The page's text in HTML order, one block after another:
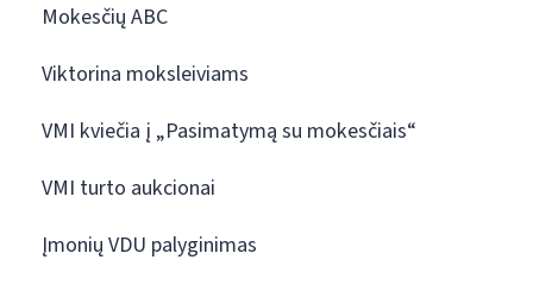
Mokesčių ABC
Viktorina moksleiviams
VMI kviečia į „Pasimatymą su mokesčiais“
VMI turto aukcionai
Įmonių VDU palyginimas